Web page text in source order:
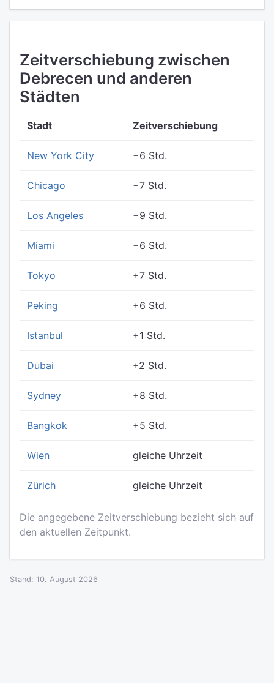
Zeitverschiebung zwischen
Debrecen und anderen
Städten
Stadt Zeitverschiebung
New York City −6 Std.
Chicago −7 Std.
Los Angeles −9 Std.
Miami −6 Std.
Tokyo +7 Std.
Peking +6 Std.
Istanbul +1 Std.
Dubai +2 Std.
Sydney +8 Std.
Bangkok +5 Std.
Wien gleiche Uhrzeit
Zürich gleiche Uhrzeit
Die angegebene Zeitverschiebung bezieht sich auf
den aktuellen Zeitpunkt.
Stand: 10. August 2026